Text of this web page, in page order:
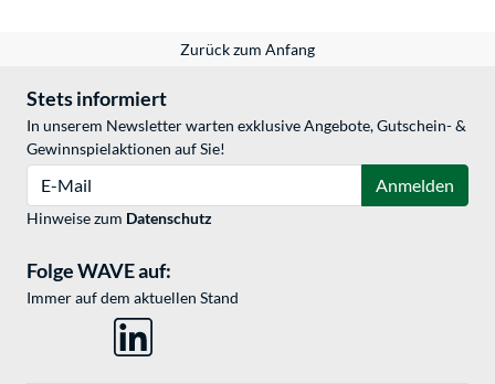
Zurück zum Anfang
Stets informiert
In unserem Newsletter warten exklusive Angebote, Gutschein- &
Gewinnspielaktionen auf Sie!
Anmelden
Hinweise zum Datenschutz
Folge WAVE auf:
Immer auf dem aktuellen Stand